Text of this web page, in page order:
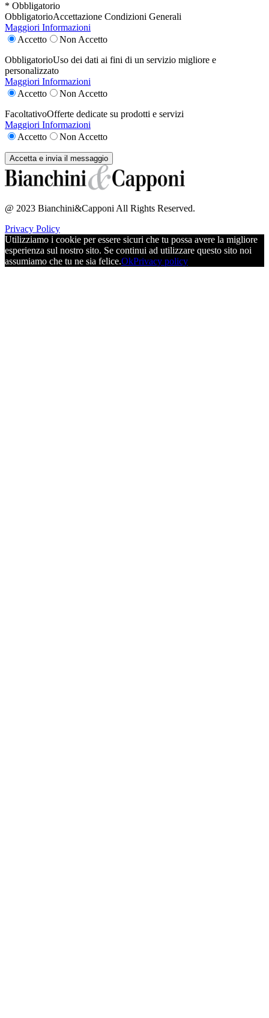
* Obbligatorio
ObbligatorioAccettazione Condizioni Generali
Maggiori Informazioni
Accetto
Non Accetto
ObbligatorioUso dei dati ai fini di un servizio migliore e
personalizzato
Maggiori Informazioni
Accetto
Non Accetto
FacoltativoOfferte dedicate su prodotti e servizi
Maggiori Informazioni
Accetto
Non Accetto
@ 2023 Bianchini&Capponi All Rights Reserved.
Privacy Policy
Utilizziamo i cookie per essere sicuri che tu possa avere la migliore
esperienza sul nostro sito. Se continui ad utilizzare questo sito noi
assumiamo che tu ne sia felice.OkPrivacy policy